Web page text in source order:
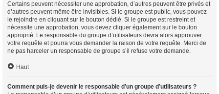
Certains peuvent nécessiter une approbation, d’autres peuvent être privés et
d’autres peuvent même être invisibles. Si le groupe est public, vous pouvez
le rejoindre en cliquant sur le bouton dédié. Si le groupe est restreint et
nécessite une approbation, vous devez cliquer également sur le bouton
approprié. Le responsable du groupe d’utilisateurs devra alors approuver
votre requête et pourra vous demander la raison de votre requête. Merci de
ne pas harceler un responsable de groupe s’il refuse votre demande.
Haut
Comment puis-je devenir le responsable d’un groupe d’utilisateurs ?